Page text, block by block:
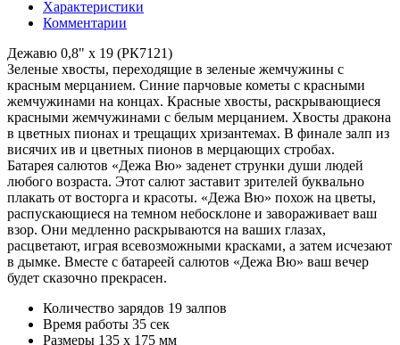
Характеристики
Комментарии
Дежавю 0,8" х 19 (РК7121)
Зеленые хвосты, переходящие в зеленые жемчужины с
красным мерцанием. Синие парчовые кометы с красными
жемчужинами на концах. Красные хвосты, раскрывающиеся
красными жемчужинами с белым мерцанием. Хвосты дракона
в цветных пионах и трещащих хризантемах. В финале залп из
висячих ив и цветных пионов в мерцающих стробах.
Батарея салютов «Дежа Вю» заденет струнки души людей
любого возраста. Этот салют заставит зрителей буквально
плакать от восторга и красоты. «Дежа Вю» похож на цветы,
распускающиеся на темном небосклоне и завораживает ваш
взор. Они медленно раскрываются на ваших глазах,
расцветают, играя всевозможными красками, а затем исчезают
в дымке. Вместе с батареей салютов «Дежа Вю» ваш вечер
будет сказочно прекрасен.
Количество зарядов 19 залпов
Время работы 35 сек
Размеры 135 x 175 мм